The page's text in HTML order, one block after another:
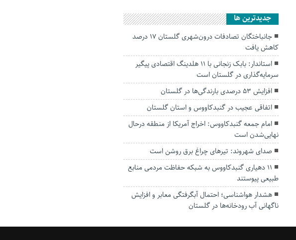
جديدترين ها
جانباختگان تصادفات درون‌شهری گلستان ۱۷ درصد
کاهش یافت
استاندار: بابک زنجانی با ۱۱ هلدینگ اقتصادی پیگیر
سرمایه‌گذاری در گلستان است
افزایش ۵۳ درصدی بارندگی‌ها در گلستان
اتفاقی عجیب در‌ گنبدکاووس و استان گلستان
امام جمعه گنبدکاووس: اخراج آمریکا از منطقه درحال
نهایی‌شدن است
صدای شهروند: تیرهای چراغ برق روشن است
۱۱ دهیاری گنبدکاووس به شبکه حفاظت مردمی منابع
طبیعی پیوستند
هشدار هواشناسی؛ احتمال آبگرفتگی معابر و افزایش
ناگهانی آب رودخانه‌ها در گلستان